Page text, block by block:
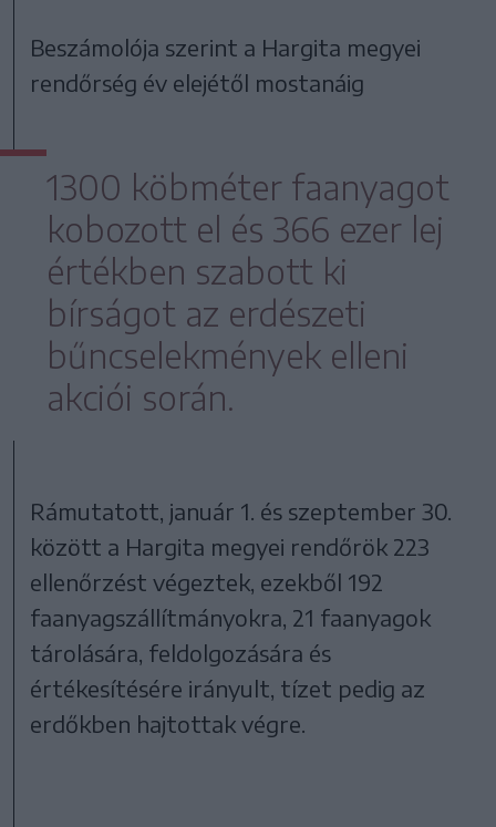
Beszámolója szerint a Hargita megyei
rendőrség év elejétől mostanáig
1300 köbméter faanyagot
kobozott el és 366 ezer lej
értékben szabott ki
bírságot az erdészeti
bűncselekmények elleni
akciói során.
Rámutatott, január 1. és szeptember 30.
között a Hargita megyei rendőrök 223
ellenőrzést végeztek, ezekből 192
faanyagszállítmányokra, 21 faanyagok
tárolására, feldolgozására és
értékesítésére irányult, tízet pedig az
erdőkben hajtottak végre.